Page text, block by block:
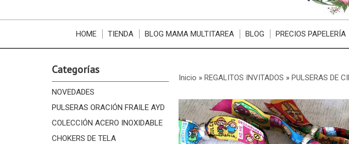
HOME TIENDA BLOG MAMA MULTITAREA BLOG PRECIOS PAPELERÍA
Categorías
NOVEDADES
PULSERAS ORACIÓN FRAILE AYD
COLECCIÓN ACERO INOXIDABLE
CHOKERS DE TELA
Inicio » REGALITOS INVITADOS » PULSERAS DE